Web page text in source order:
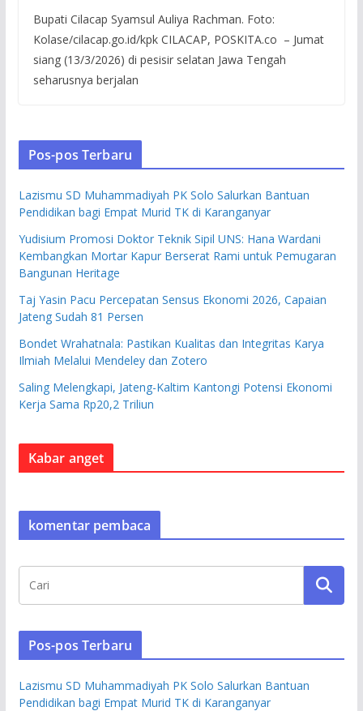
Bupati Cilacap Syamsul Auliya Rachman. Foto:
Kolase/cilacap.go.id/kpk CILACAP, POSKITA.co – Jumat
siang (13/3/2026) di pesisir selatan Jawa Tengah
seharusnya berjalan
Pos-pos Terbaru
Lazismu SD Muhammadiyah PK Solo Salurkan Bantuan
Pendidikan bagi Empat Murid TK di Karanganyar
Yudisium Promosi Doktor Teknik Sipil UNS: Hana Wardani
Kembangkan Mortar Kapur Berserat Rami untuk Pemugaran
Bangunan Heritage
Taj Yasin Pacu Percepatan Sensus Ekonomi 2026, Capaian
Jateng Sudah 81 Persen
Bondet Wrahatnala: Pastikan Kualitas dan Integritas Karya
Ilmiah Melalui Mendeley dan Zotero
Saling Melengkapi, Jateng-Kaltim Kantongi Potensi Ekonomi
Kerja Sama Rp20,2 Triliun
Kabar anget
komentar pembaca
Pos-pos Terbaru
Lazismu SD Muhammadiyah PK Solo Salurkan Bantuan
Pendidikan bagi Empat Murid TK di Karanganyar